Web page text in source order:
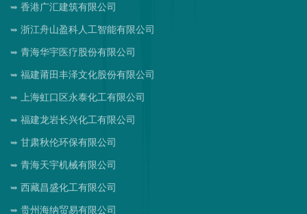
香港广汇建筑有限公司
浙江舟山盈科人工智能有限公司
青海华宇医疗股份有限公司
福建莆田丰泽文化股份有限公司
上海虹口区永泰化工有限公司
福建龙岩长兴化工有限公司
甘肃秋伦环保有限公司
青海天宇机械有限公司
西藏昌盛化工有限公司
贵州海纳贸易有限公司